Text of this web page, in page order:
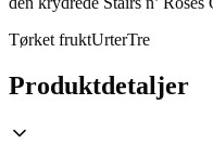
Tørket fruktUrterTre
Produktdetaljer